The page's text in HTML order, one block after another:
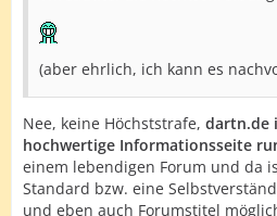
(aber ehrlich, ich kann es
Nee, keine Höchststrafe, dartn.de
hochwertige Informationsseite
einem lebendigen Forum und da
Standard bzw. eine
und eben auch Forumstitel